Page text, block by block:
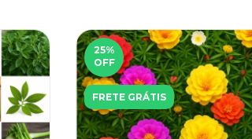
25%
OFF
FRETE GRÁTIS